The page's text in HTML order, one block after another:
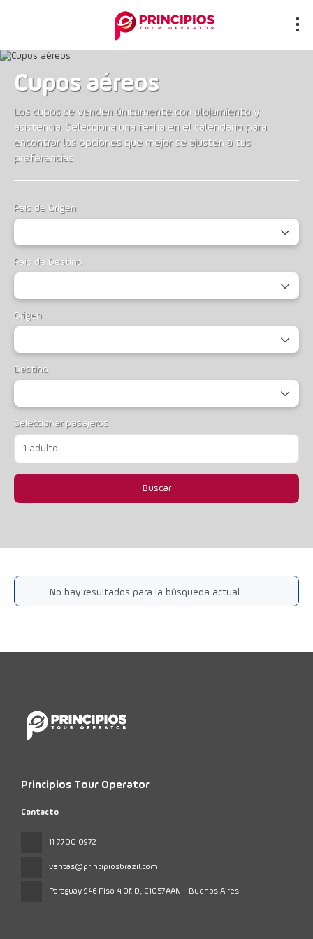
Cupos aéreos
Los cupos se venden únicamente con alojamiento y
asistencia. Selecciona una fecha en el calendario para
encontrar las opciones que mejor se ajusten a tus
preferencias.
País de Origen
País de Destino
Origen
Destino
Seleccionar pasajeros
1 adulto
Buscar
No hay resultados para la búsqueda actual
Principios Tour Operator
Contacto
11 7700 0972
ventas@principiosbrazil.com
Paraguay 946 Piso 4 Of. D, C1057AAN - Buenos Aires